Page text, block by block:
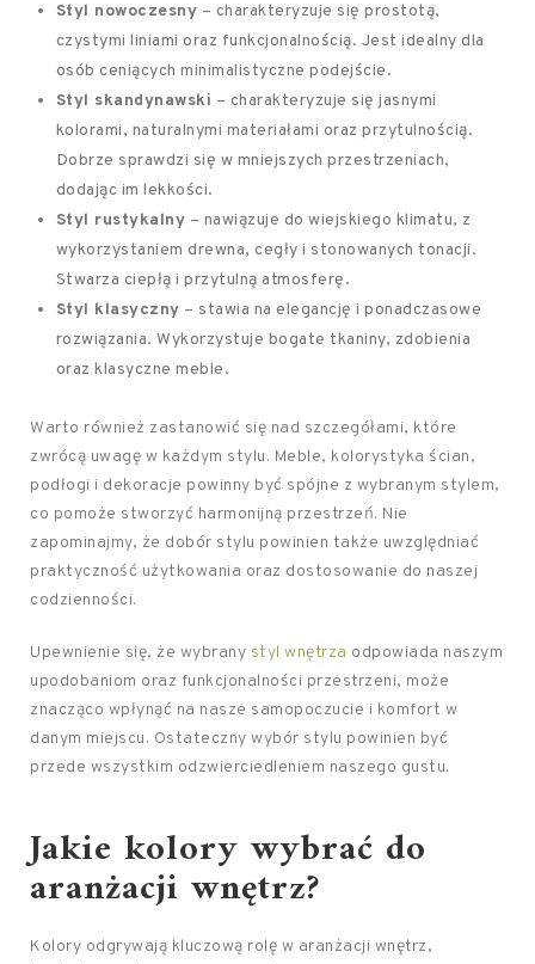
Styl nowoczesny – charakteryzuje się prostotą,
czystymi liniami oraz funkcjonalnością. Jest idealny dla
osób ceniących minimalistyczne podejście.
Styl skandynawski – charakteryzuje się jasnymi
kolorami, naturalnymi materiałami oraz przytulnością.
Dobrze sprawdzi się w mniejszych przestrzeniach,
dodając im lekkości.
Styl rustykalny – nawiązuje do wiejskiego klimatu, z
wykorzystaniem drewna, cegły i stonowanych tonacji.
Stwarza ciepłą i przytulną atmosferę.
Styl klasyczny – stawia na elegancję i ponadczasowe
rozwiązania. Wykorzystuje bogate tkaniny, zdobienia
oraz klasyczne meble.
Warto również zastanowić się nad szczegółami, które
zwrócą uwagę w każdym stylu. Meble, kolorystyka ścian,
podłogi i dekoracje powinny być spójne z wybranym stylem,
co pomoże stworzyć harmonijną przestrzeń. Nie
zapominajmy, że dobór stylu powinien także uwzględniać
praktyczność użytkowania oraz dostosowanie do naszej
codzienności.
Upewnienie się, że wybrany styl wnętrza odpowiada naszym
upodobaniom oraz funkcjonalności przestrzeni, może
znacząco wpłynąć na nasze samopoczucie i komfort w
danym miejscu. Ostateczny wybór stylu powinien być
przede wszystkim odzwierciedleniem naszego gustu.
Jakie kolory wybrać do
aranżacji wnętrz?
Kolory odgrywają kluczową rolę w aranżacji wnętrz,